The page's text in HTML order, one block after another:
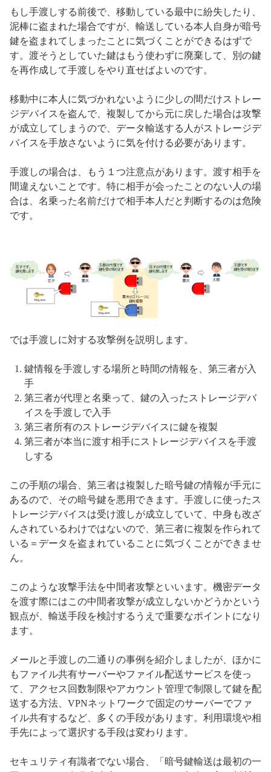
もし手渡しする前後で、移動している最中に紛失したり、
泥棒に盗まれた場合ですが、輸送している本人自身が暗号
鍵を盗まれてしまったことに気づくことができるはずで
す。渡そうとしていた鍵はもう使わずに廃棄して、別の鍵
を再作成して手渡しをやり直せばよいのです。
移動中に本人に気づかれないように少しの間だけストレー
ジデバイスを盗んで、複製してから元に戻した場合は攻撃
が成立してしまうので、データ輸送する人がストレージデ
バイスを手放さないように気を付ける必要があります。
手渡しの場合は、もう１つ注意点があります。渡す相手を
間違えないことです。特に相手が会ったことのない人の場
合は、名乗った名前だけで相手本人だと判断するのは危険
です。
では手渡しに対する攻撃例を説明します。
鍵情報を手渡しする場所と時間の情報を、第三者が入
手
第三者が代理と名乗って、鍵の入ったストレージデバ
イスを手渡しで入手
第三者所有のストレージデバイスに鍵を複製
第三者が本当に渡す相手にストレージデバイスを手渡
しする
この手順の場合、第三者は複製した暗号鍵の情報が手元に
あるので、その暗号鍵を悪用できます。手渡しに使ったス
トレージデバイスは受け渡しが成立していて、中身も改ざ
んされているわけではないので、第三者に複製を作られて
いる＝データを盗まれていることに気づくことができませ
ん。
このような攻撃手法を中間者攻撃といいます。機密データ
を渡す際にはこの中間者攻撃が成立しないかどうかという
観点が、輸送手段を検討するうえで重要なポイントになり
ます。
メールと手渡しの二通りの事例を紹介しましたが、ほかに
もファイル共有サーバーやファイル配送サービスを使っ
て、アクセス回数制限やアカウント管理で制限して鍵を配
送する方法、VPNネットワークで固定のサーバーでファ
イル共有するなど、多くの手段があります。利用環境や相
手先によって選択する手段は変わります。
セキュリティ有識者でない場合、「暗号鍵輸送は最初の一